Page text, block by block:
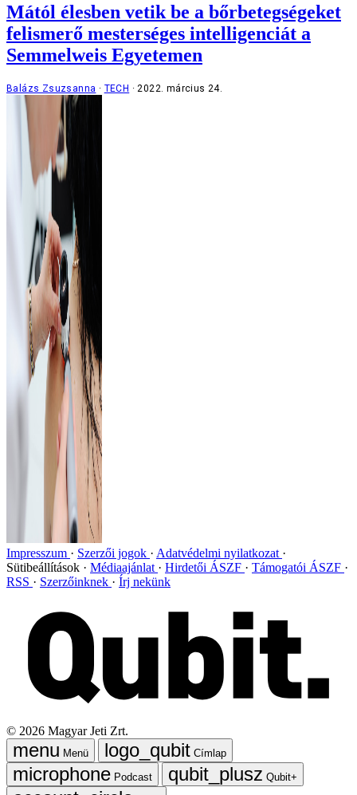
Mától élesben vetik be a bőrbetegségeket
felismerő mesterséges intelligenciát a
Semmelweis Egyetemen
Balázs Zsuzsanna TECH 2022. március 24.
Impresszum Szerzői jogok
Adatvédelmi nyilatkozat
Sütibeállítások
Médiaajánlat Hirdetői ÁSZF
Támogatói ÁSZF
RSS
Szerzőinknek Írj nekünk
© 2026 Magyar Jeti Zrt.
Menü
Címlap
Podcast
Qubit+